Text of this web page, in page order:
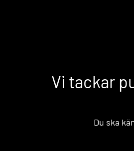
Vi tackar
Du ska